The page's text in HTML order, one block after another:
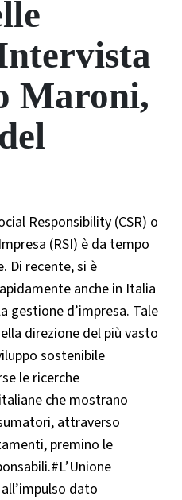
Maroni,
Responsibility (CSR) o
(RSI) è da tempo
Di recente, si è
anche in Italia
gestione d’impresa. Tale
direzione del più vasto
sostenibile
le ricerche
che mostrano
attraverso
premino le
dato